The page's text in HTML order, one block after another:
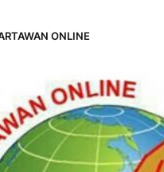
ONLINE